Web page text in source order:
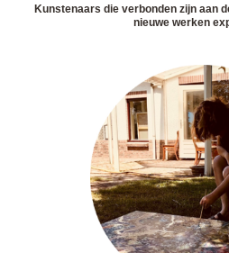
Kunstenaars die verbonden zijn aan
nieuwe werken